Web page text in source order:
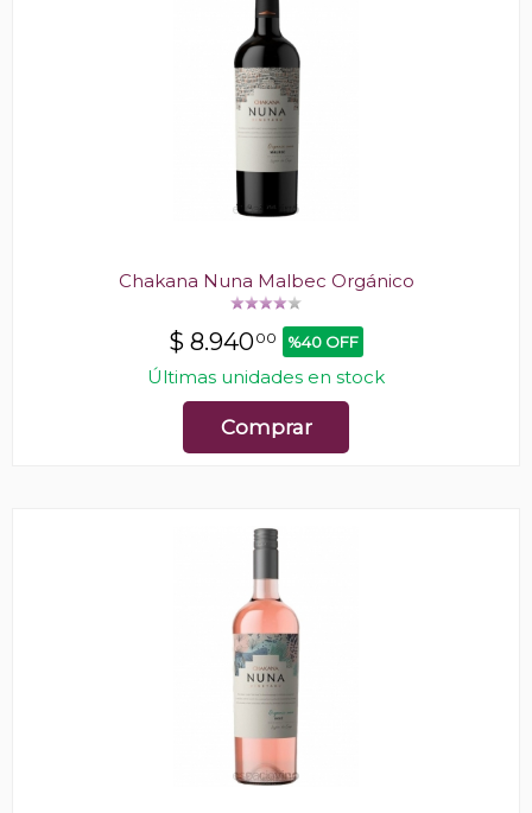
Chakana Nuna Malbec Orgánico
$ 8.94000 %40 OFF
Últimas unidades en stock
Comprar